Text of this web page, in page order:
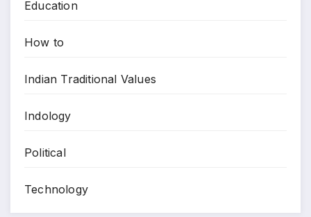
Education
How to
Indian Traditional Values
Indology
Political
Technology